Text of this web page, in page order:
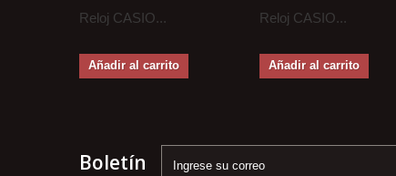
Reloj CASIO...
Añadir al carrito
Reloj CASIO...
Añadir al carrito
Boletín